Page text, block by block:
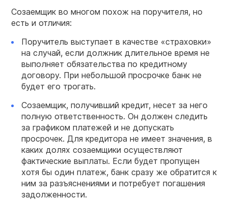
Созаемщик во многом похож на поручителя, но
есть и отличия:
Поручитель выступает в качестве «страховки»
на случай, если должник длительное время не
выполняет обязательства по кредитному
договору. При небольшой просрочке банк не
будет его трогать.
Созаемщик, получивший кредит, несет за него
полную ответственность. Он должен следить
за графиком платежей и не допускать
просрочек. Для кредитора не имеет значения, в
каких долях созаемщики осуществляют
фактические выплаты. Если будет пропущен
хотя бы один платеж, банк сразу же обратится к
ним за разъяснениями и потребует погашения
задолженности.